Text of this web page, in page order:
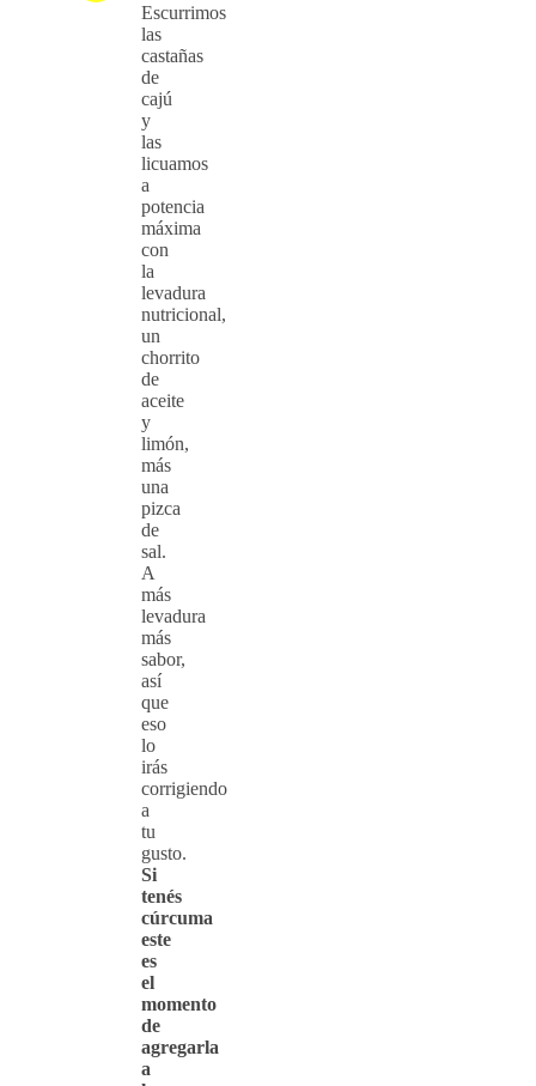
Escurrimos
las
castañas
de
cajú
y
las
licuamos
a
potencia
máxima
con
la
levadura
nutricional,
un
chorrito
de
aceite
y
limón,
más
una
pizca
de
sal.
A
más
levadura
más
sabor,
así
que
eso
lo
irás
corrigiendo
a
tu
gusto.
Si
tenés
cúrcuma
este
es
el
momento
de
agregarla
a